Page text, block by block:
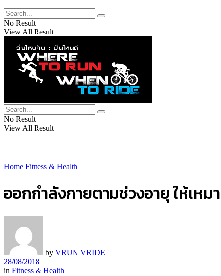
No Result
View All Result
No Result
View All Result
Home Fitness & Health
ออกกำลังกายตามช่วงอายุ ให้เหม
by VRUN VRIDE
28/08/2018
in Fitness & Health